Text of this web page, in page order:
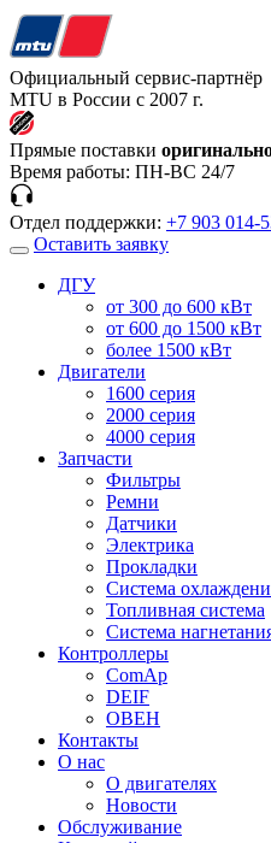
Официальный сервис-партнёр
MTU в России с 2007 г.
Прямые поставки
Время работы: ПН-ВС 24/7
Отдел поддержки: +7 903 014-
Оставить заявку
ДГУ
от 300 до 600 кВт
от 600 до 1500 кВт
более 1500 кВт
Двигатели
1600 серия
2000 серия
4000 серия
Запчасти
Фильтры
Ремни
Датчики
Электрика
Прокладки
Система
Топливная система
Система
Контроллеры
ComAp
DEIF
ОВЕН
Контакты
О нас
О двигателях
Новости
Обслуживание